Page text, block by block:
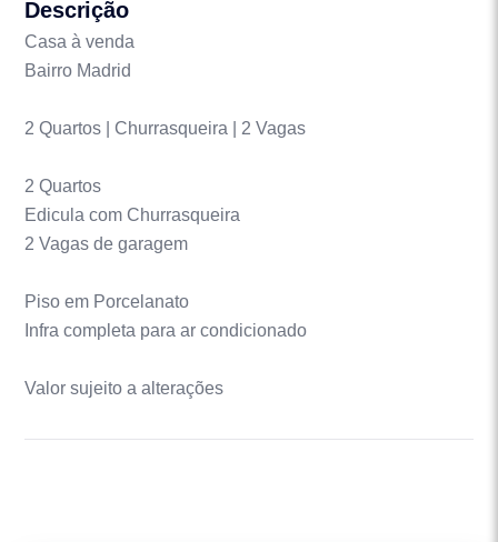
Descrição
Casa à venda
Bairro Madrid
2 Quartos | Churrasqueira | 2 Vagas
2 Quartos
Edicula com Churrasqueira
2 Vagas de garagem
Piso em Porcelanato
Infra completa para ar condicionado
Valor sujeito a alterações